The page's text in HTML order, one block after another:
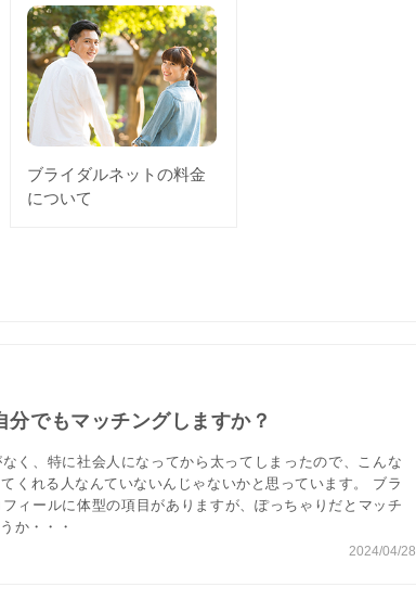
ブライダルネットの料金
について
分でもマッチングしますか？
く、特に社会人になってから太ってしまったので、こんな
くれる人なんていないんじゃないかと思っています。 ブラ
ィールに体型の項目がありますが、ぽっちゃりだとマッチ
か・・・
2024/04/28